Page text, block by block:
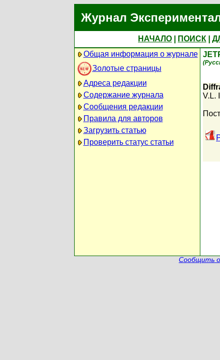
Журнал
НАЧАЛО ПОИСК
Общая информация о журнале
Золотые страницы
Адреса редакции
Содержание журнала
Сообщения редакции
Правила для авторов
Загрузить статью
Проверить статус статьи
V.L.
Сообщить о